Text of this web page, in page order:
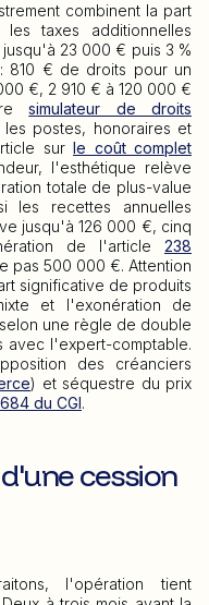
combinent la part
taxes additionnelles
23 000 € puis 3 %
810 € de droits pour un
€, 2 910 € à 120 000 €
simulateur de droits
postes, honoraires et
sur le coût complet
l'esthétique relève
totale de plus-value
les recettes annuelles
jusqu'à 126 000 €, cinq
de l'article 238
pas 500 000 €. Attention
significative de produits
et l'exonération de
une règle de double
avec l'expert-comptable.
des créanciers
) et séquestre du prix
du CGI.
cession
l'opération tient